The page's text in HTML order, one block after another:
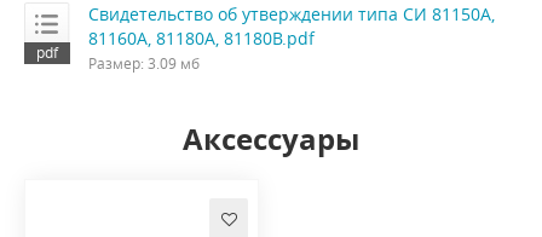
Свидетельство об утверждении типа СИ 81150A,
81160A, 81180A, 81180B.pdf
Размер: 3.09 мб
Аксессуары